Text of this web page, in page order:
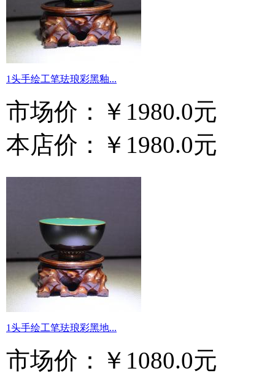
1头手绘工笔珐琅彩黑釉...
市场价：
￥1980.0元
本店价：
￥1980.0元
1头手绘工笔珐琅彩黑地...
市场价：
￥1080.0元